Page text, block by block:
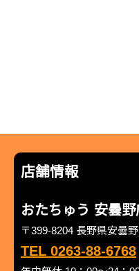
店舗情報
おたちゅう 安曇野
〒399-8204 長野県安曇
TEL 0263-88-6768